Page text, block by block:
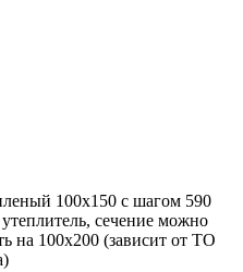
100х150 с шагом 590
сечение можно
на 100х200 (зависит от ТО